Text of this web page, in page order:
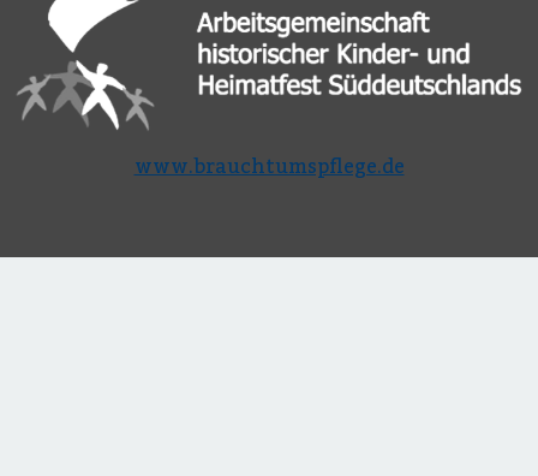
www.brauchtumspflege.de